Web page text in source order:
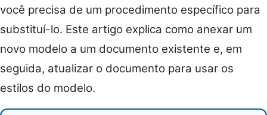
você precisa de um procedimento específico para
substituí-lo. Este artigo explica como anexar um
novo modelo a um documento existente e, em
seguida, atualizar o documento para usar os
estilos do modelo.